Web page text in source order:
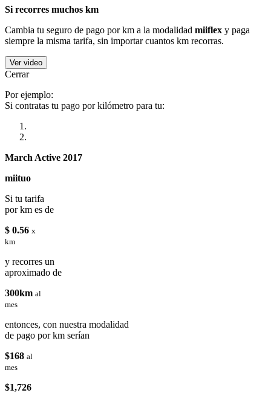
Si recorres muchos km
Cambia tu seguro de pago por km a la modalidad miiflex y paga
siempre la misma tarifa, sin importar cuantos km recorras.
Ver video
Cerrar
Por ejemplo:
Si contratas tu pago por kilómetro para tu:
March Active 2017
miituo
Si tu tarifa
por km es de
$ 0.56 x
km
y recorres un
aproximado de
300km al
mes
entonces, con nuestra modalidad
de pago por km serían
$168 al
mes
$1,726